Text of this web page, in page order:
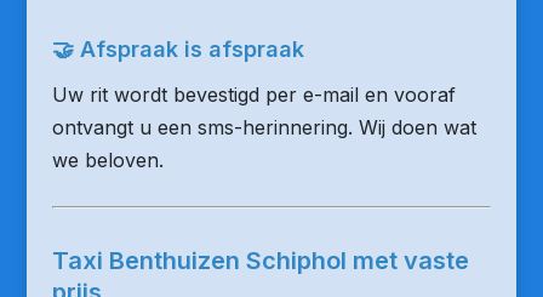
🤝 Afspraak is afspraak
Uw rit wordt bevestigd per e-mail en vooraf
ontvangt u een sms-herinnering. Wij doen wat
we beloven.
Taxi Benthuizen Schiphol met vaste